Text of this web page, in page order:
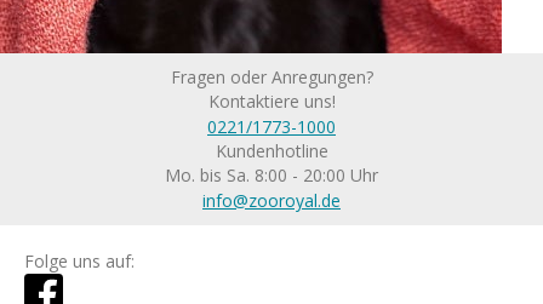
Fragen oder Anregungen?
Kontaktiere uns!
0221/1773-1000
Kundenhotline
Mo. bis Sa. 8:00 - 20:00 Uhr
info@zooroyal.de
Folge uns auf: